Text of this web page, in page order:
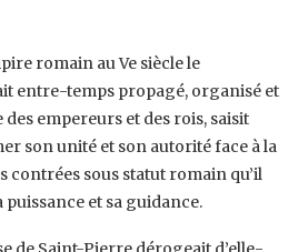
romain au Ve siècle le
entre-temps propagé, organisé et
des empereurs et des rois, saisit
son unité et son autorité face à la
contrées sous statut romain qu’il
puissance et sa guidance.